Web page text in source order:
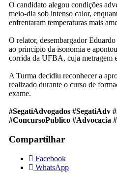
O candidato alegou condições
meio-dia sob intenso calor,
enfrentaram temperaturas mais
O relator, desembargador
ao princípio da isonomia e
corrida da UFBA, cuja metragem
A Turma decidiu reconhecer a
realizado durante o curso de
exame.
#SegatiAdvogados #SegatiAdv
#ConcursoPublico #Advocacia
Compartilhar
Facebook
WhatsApp